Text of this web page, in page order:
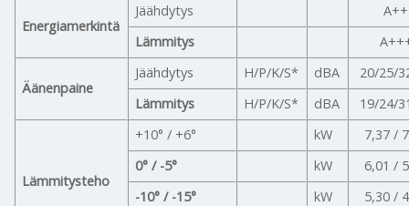
Energiamerkintä
Jäähdytys
A++
Lämmitys
Äänenpaine
Jäähdytys H/P/K/S* dBA
20/25/
Lämmitys
H/P/K/S* dBA 19/24/
Lämmitysteho
+10° / +6° kW
7,37 /
0° / -5°
kW
6,01 /
-10° / -15°
kW
5,30 /